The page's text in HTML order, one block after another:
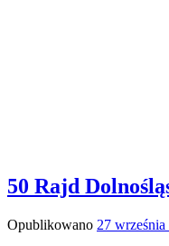
50 Rajd
Opublikowano 27 września